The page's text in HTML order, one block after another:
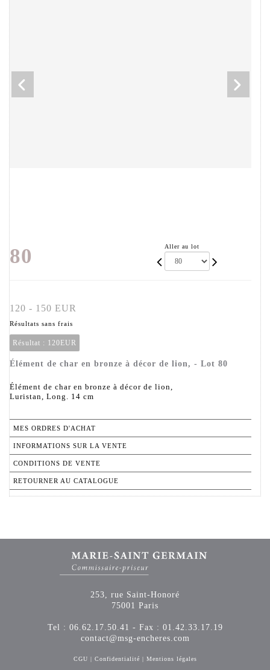
80 Aller au lot
120 - 150 EUR
Résultats sans frais
Résultat : 120EUR
Élément de char en bronze à décor de lion, - Lot 80
Élément de char en bronze à décor de lion,
Luristan, Long. 14 cm
MES ORDRES D'ACHAT
INFORMATIONS SUR LA VENTE
CONDITIONS DE VENTE
RETOURNER AU CATALOGUE
253, rue Saint-Honoré
75001 Paris
Tel : 06.62.17.50.41 - Fax : 01.42.33.17.19
contact@msg-encheres.com
CGU | Confidentialité | Mentions légales